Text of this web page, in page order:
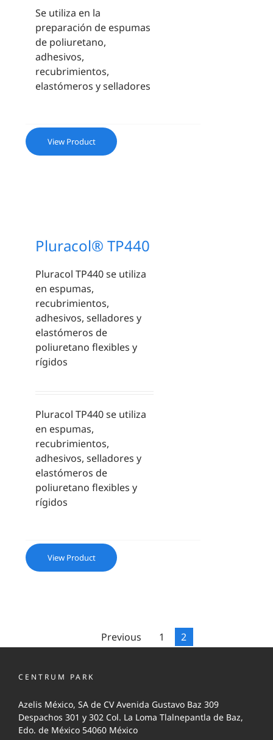
Se utiliza en la
preparación de espumas
de poliuretano,
adhesivos,
recubrimientos,
elastómeros y selladores
View Product
Pluracol® TP440
Pluracol TP440 se utiliza
en espumas,
recubrimientos,
adhesivos, selladores y
elastómeros de
poliuretano flexibles y
rígidos
Pluracol TP440 se utiliza
en espumas,
recubrimientos,
adhesivos, selladores y
elastómeros de
poliuretano flexibles y
rígidos
View Product
Previous 1 2
CENTRUM PARK
Azelis México, SA de CV Avenida Gustavo Baz 309
Despachos 301 y 302 Col. La Loma Tlalnepantla de Baz,
Edo. de México 54060 México